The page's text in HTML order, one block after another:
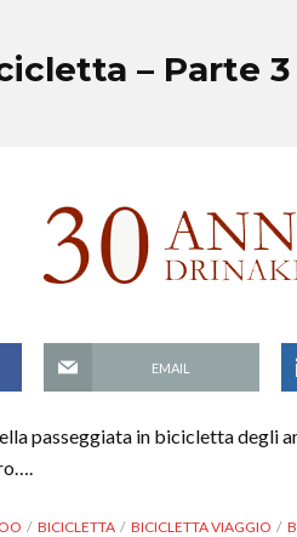
– Parte 3
EMAIL
passeggiata in bicicletta degli
BICICLETTA BICICLETTA VIAGGIO